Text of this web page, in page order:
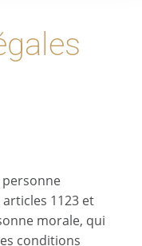
1123 et
morale, qui
conditions